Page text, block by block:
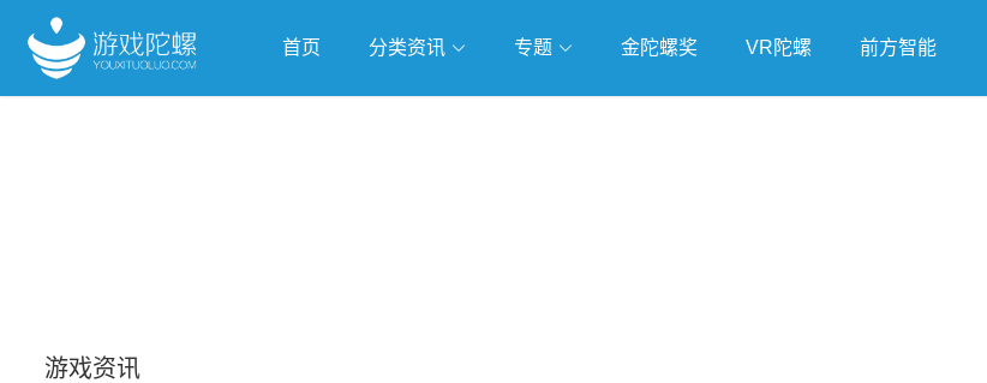
首页 分类资讯 专题 金陀螺奖 VR陀螺 前方智能
游戏资讯